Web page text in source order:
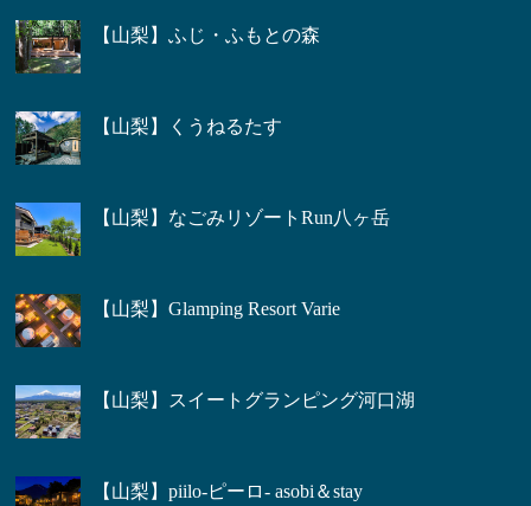
【山梨】ふじ・ふもとの森
【山梨】くうねるたす
【山梨】なごみリゾートRun八ヶ岳
【山梨】Glamping Resort Varie
【山梨】スイートグランピング河口湖
【山梨】piilo-ピーロ- asobi＆stay